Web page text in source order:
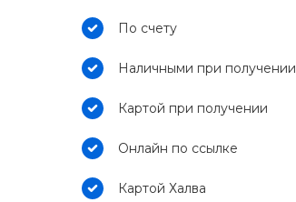
По счету
Наличными при получении
Картой при получении
Онлайн по ссылке
Картой Халва